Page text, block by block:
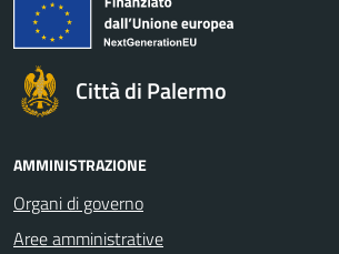
Città di Palermo
AMMINISTRAZIONE
Organi di governo
Aree amministrative